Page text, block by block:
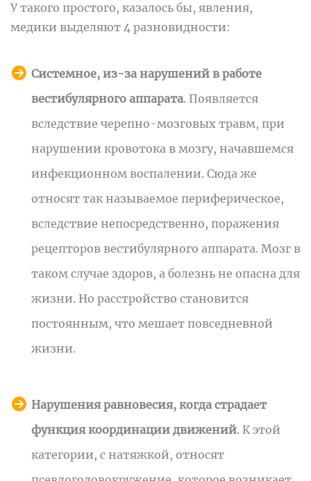
У такого простого, казалось бы, явления,
медики выделяют 4 разновидности:
Системное, из-за нарушений в работе
вестибулярного аппарата. Появляется
вследствие черепно-мозговых травм, при
нарушении кровотока в мозгу, начавшемся
инфекционном воспалении. Сюда же
относят так называемое периферическое,
вследствие непосредственно, поражения
рецепторов вестибулярного аппарата. Мозг в
таком случае здоров, а болезнь не опасна для
жизни. Но расстройство становится
постоянным, что мешает повседневной
жизни.
Нарушения равновесия, когда страдает
функция координации движений. К этой
категории, с натяжкой, относят